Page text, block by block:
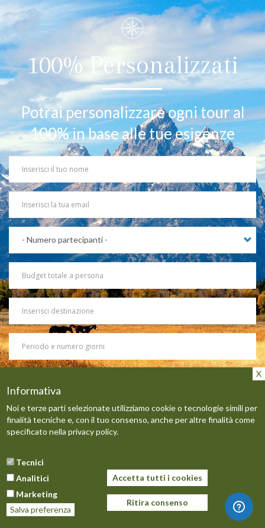
100% Personalizzati
Potrai personalizzare ogni tour al
100% in base alle tue esigenze
Name
Your
Email
Budget
totale
a
persona
Destinazione
Periodo
e
numero
Ho letto e accetto le condizioni dellaPrivacy Policy
INVIA
Informativa
Noi e terze parti selezionate utilizziamo cookie o tecnologie simili per
finalità tecniche e, con il tuo consenso, anche per altre finalità come
specificato nellaprivacy policy.
Tecnici
Analitici
Marketing
Salva preferenza
Accetta tutti i cookies
Ritira consenso